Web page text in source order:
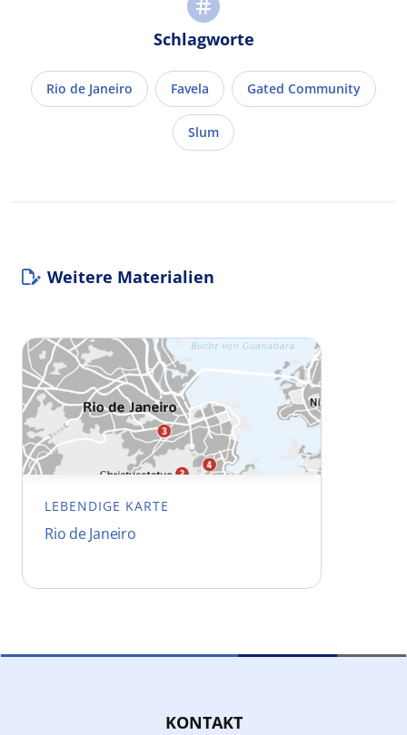
Schlagworte
Rio de Janeiro Favela Gated Community
Slum
Weitere Materialien
LEBENDIGE KARTE
Rio de Janeiro
KONTAKT